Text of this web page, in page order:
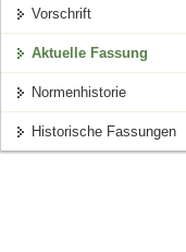
Vorschrift
Aktuelle Fassung
Normenhistorie
Historische Fassungen